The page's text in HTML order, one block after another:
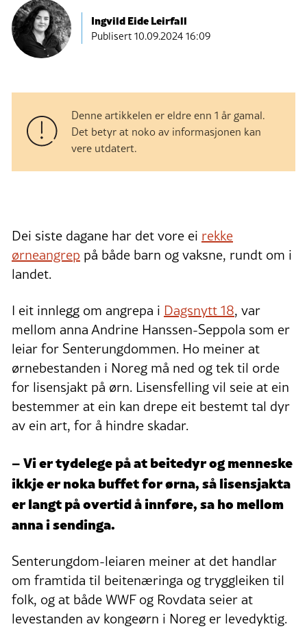
Ingvild Eide Leirfall
Publisert10.09.2024 16:09
Denne artikkelen er eldre enn 1 år gamal.
Det betyr at noko av informasjonen kan
vere utdatert.
Dei siste dagane har det vore ei rekke
ørneangrep på både barn og vaksne, rundt om i
landet.
I eit innlegg om angrepa i Dagsnytt 18, var
mellom anna Andrine Hanssen-Seppola som er
leiar for Senterungdommen. Ho meiner at
ørnebestanden i Noreg må ned og tek til orde
for lisensjakt på ørn. Lisensfelling vil seie at ein
bestemmer at ein kan drepe eit bestemt tal dyr
av ein art, for å hindre skadar.
– Vi er tydelege på at beitedyr og menneske
ikkje er noka buffet for ørna, så lisensjakta
er langt på overtid å innføre, sa ho mellom
anna i sendinga.
Senterungdom-leiaren meiner at det handlar
om framtida til beitenæringa og tryggleiken til
folk, og at både WWF og Rovdata seier at
levestanden av kongeørn i Noreg er levedyktig.